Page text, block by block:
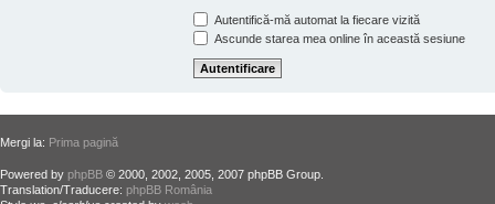
Autentifică-mă automat la fiecare vizită
Ascunde starea mea online în această sesiune
Mergi la: Prima pagină
Powered by phpBB © 2000, 2002, 2005, 2007 phpBB Group.
Translation/Traducere: phpBB România